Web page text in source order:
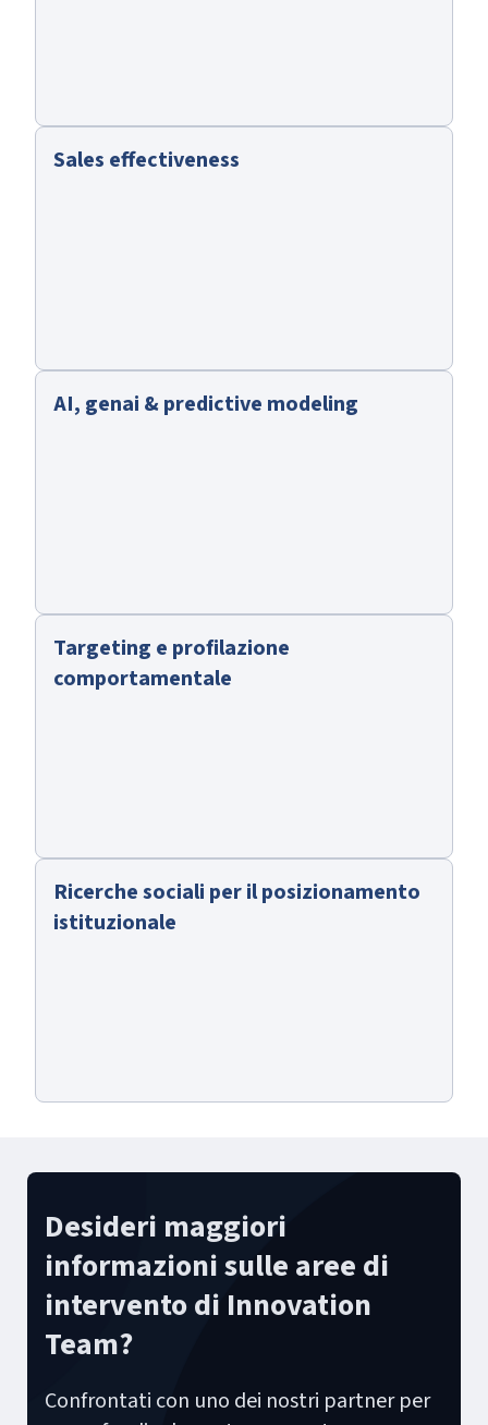
Sales effectiveness
AI, genai & predictive modeling
Targeting e profilazione
comportamentale
Ricerche sociali per il posizionamento
istituzionale
Desideri maggiori
informazioni sulle aree di
intervento di Innovation
Team?
Confrontati con uno dei nostri partner per